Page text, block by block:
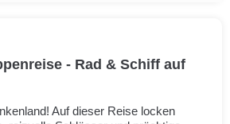
- Rad & Schiff auf
Auf dieser Reise locken